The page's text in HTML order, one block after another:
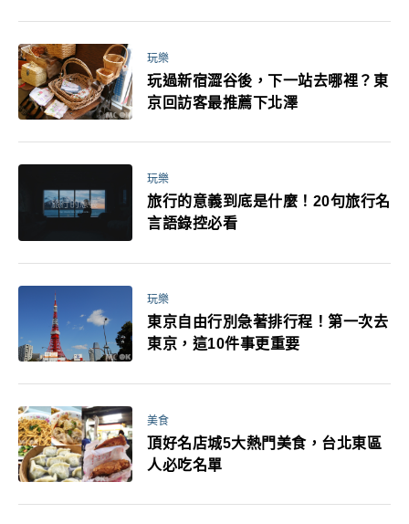
玩樂
玩過新宿澀谷後，下一站去哪裡？東
京回訪客最推薦下北澤
玩樂
旅行的意義到底是什麼！20句旅行名
言語錄控必看
玩樂
東京自由行別急著排行程！第一次去
東京，這10件事更重要
美食
頂好名店城5大熱門美食，台北東區
人必吃名單